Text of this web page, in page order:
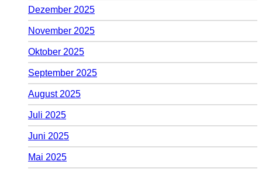
Dezember 2025
November 2025
Oktober 2025
September 2025
August 2025
Juli 2025
Juni 2025
Mai 2025